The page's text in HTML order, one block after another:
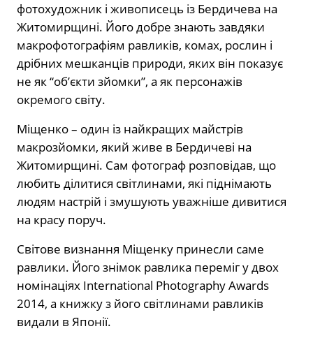
фотохудожник і живописець із Бердичева на
Житомирщині. Його добре знають завдяки
макрофотографіям равликів, комах, рослин і
дрібних мешканців природи, яких він показує
не як “об’єкти зйомки”, а як персонажів
окремого світу.
Міщенко – один із найкращих майстрів
макрозйомки, який живе в Бердичеві на
Житомирщині. Сам фотограф розповідав, що
любить ділитися світлинами, які піднімають
людям настрій і змушують уважніше дивитися
на красу поруч.
Світове визнання Міщенку принесли саме
равлики. Його знімок равлика переміг у двох
номінаціях International Photography Awards
2014, а книжку з його світлинами равликів
видали в Японії.